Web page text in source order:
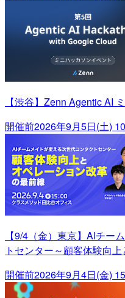
【渋谷】Zenn Agentic AI
開催前2026年9月5日(土)
【9/4（金）東京】AIチー
トセンター～顧客体験向
開催前2026年9月4日(金)